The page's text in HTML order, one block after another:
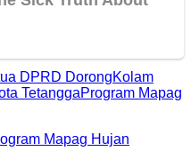
DPRD DorongKolam
TetanggaProgram Mapag